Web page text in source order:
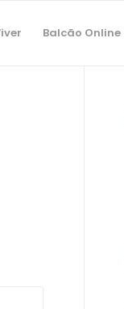
Balcão Online